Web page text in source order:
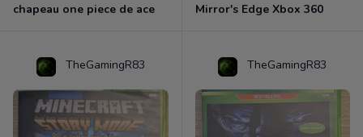
chapeau one piece de ace Mirror's Edge Xbox 360
TheGamingR83 TheGamingR83